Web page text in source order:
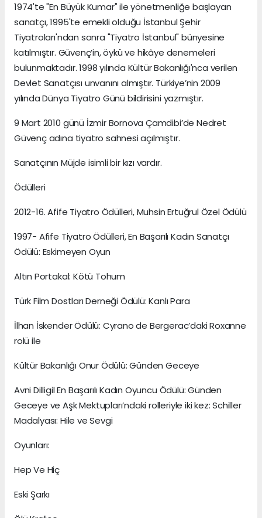
1974'te "En Büyük Kumar" ile yönetmenliğe başlayan
sanatçı, 1995'te emekli olduğu İstanbul Şehir
Tiyatroları'ndan sonra "Tiyatro İstanbul" bünyesine
katılmıştır. Güvenç’in, öykü ve hikâye denemeleri
bulunmaktadır. 1998 yılında Kültür Bakanlığı'nca verilen
Devlet Sanatçısı unvanını almıştır. Türkiye’nin 2009
yılında Dünya Tiyatro Günü bildirisini yazmıştır.
9 Mart 2010 günü İzmir Bornova Çamdibi’de Nedret
Güvenç adına tiyatro sahnesi açılmıştır.
Sanatçının Müjde isimli bir kızı vardır.
Ödülleri
2012-16. Afife Tiyatro Ödülleri, Muhsin Ertuğrul Özel Ödülü
1997- Afife Tiyatro Ödülleri, En Başarılı Kadın Sanatçı
Ödülü: Eskimeyen Oyun
Altın Portakal: Kötü Tohum
Türk Film Dostları Derneği Ödülü: Kanlı Para
İlhan İskender Ödülü: Cyrano de Bergerac’daki Roxanne
rolü ile
Kültür Bakanlığı Onur Ödülü: Günden Geceye
Avni Dilligil En Başarılı Kadın Oyuncu Ödülü: Günden
Geceye ve Aşk Mektupları’ndaki rolleriyle iki kez: Schiller
Madalyası: Hile ve Sevgi
Oyunları:
Hep Ve Hiç
Eski Şarkı